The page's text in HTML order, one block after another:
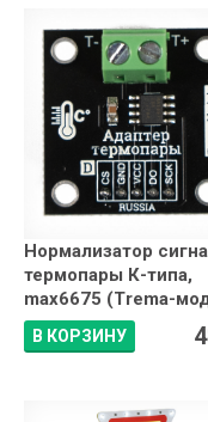
Нормализатор
термопары К-типа,
max6675 (Trema-
В КОРЗИНУ